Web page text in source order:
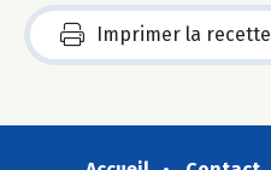
Imprimer la recette